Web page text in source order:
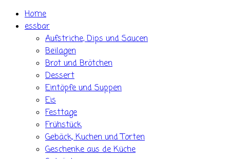
Skip Home
essbar
Aufstriche, Dips und Saucen
Beilagen
Brot und Brötchen
Dessert
Eintöpfe und Suppen
Eis
Festtage
Frühstück
Gebäck, Kuchen und Torten
Geschenke aus de Küche